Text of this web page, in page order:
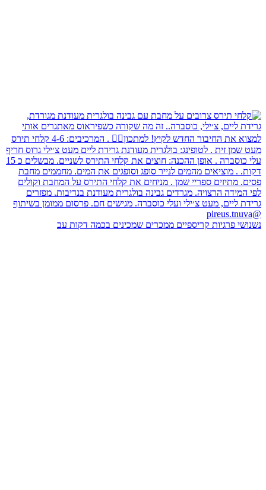
נשנושי פרגיות קריספיים ממכרים שמכינים בכמה דקות עב